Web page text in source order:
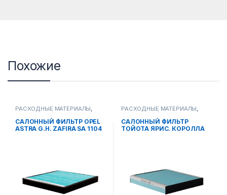
Похожие
РАСХОДНЫЕ МАТЕРИАЛЫ,
САЛОННЫЕ ФИЛЬТРА
САЛОННЫЙ ФИЛЬТР OPEL
ASTRA G.H. ZAFIRA SA 1104
РАСХОДНЫЕ МАТЕРИАЛЫ,
САЛОННЫЕ ФИЛЬТРА
САЛОННЫЙ ФИЛЬТР
ТОЙОТА ЯРИС. КОРОЛЛА